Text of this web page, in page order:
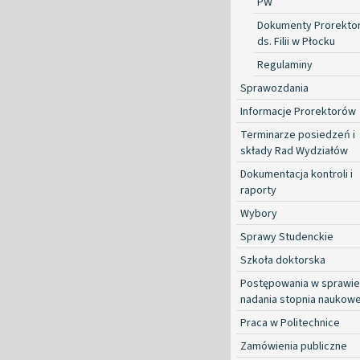
Dokumenty
ds. Filii w Płocku
Regulaminy
Sprawozdania
Informacje Prorektorów
Terminarze posiedzeń i
składy Rad Wydziałów
Dokumentacja kontroli i
raporty
Wybory
Sprawy Studenckie
Szkoła doktorska
Postępowania w sprawie
nadania stopnia
Praca w Politechnice
Zamówienia publiczne